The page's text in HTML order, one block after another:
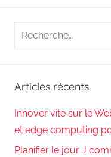
Recherche
Articles récents
Innover vite sur le
et edge computing
Planifier le jour J